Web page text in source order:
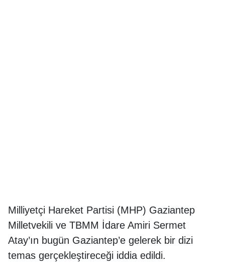
Milliyetçi Hareket Partisi (MHP) Gaziantep
Milletvekili ve TBMM İdare Amiri Sermet
Atay’ın bugün Gaziantep’e gelerek bir dizi
temas gerçekleştireceği iddia edildi.